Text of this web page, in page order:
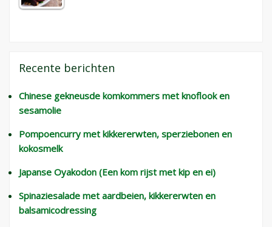
Recente berichten
Chinese gekneusde komkommers met knoflook en
sesamolie
Pompoencurry met kikkererwten, sperziebonen en
kokosmelk
Japanse Oyakodon (Een kom rijst met kip en ei)
Spinaziesalade met aardbeien, kikkererwten en
balsamicodressing